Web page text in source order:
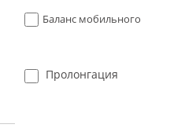
Баланс мобильного
Пролонгация